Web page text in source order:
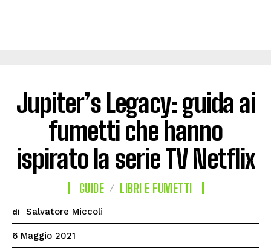
Jupiter’s Legacy: guida ai
fumetti che hanno
ispirato la serie TV Netflix
GUIDE LIBRI E FUMETTI
di Salvatore Miccoli
6 Maggio 2021